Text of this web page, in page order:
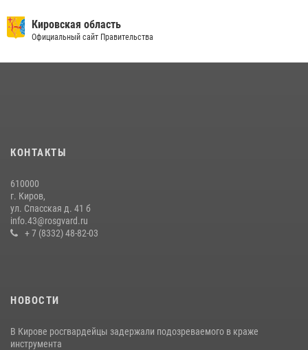
вневедомственную охрану и поступления в ведомственные вузы
22 июля 2026, 14:51 1 2
молодоженов
Кировские росгвардейцы задержали неоднократно судимую
гражданку, подозреваемую в краже
21 июля 2026, 08:20
Кировская область
Официальный сайт Правительства
КОНТАКТЫ
610000
г. Киров,
ул. Спасская д. 41 б
info.43@rosgvard.ru
+ 7 (8332) 48-82-03
НОВОСТИ
В Кирове росгвардейцы задержали подозреваемого в краже
инструмента